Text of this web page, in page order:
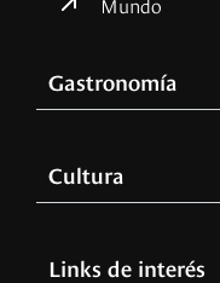
Gastronomía
Cultura
Links de interés